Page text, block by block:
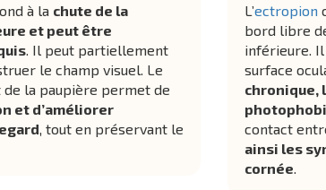
à la chute de la
et peut être
. Il peut partiellement
le champ visuel. Le
la paupière permet de
et d’améliorer
, tout en préservant le
L’ectropion
bord libre
inférieure.
surface
chronique,
contact
ainsi les
cornée.